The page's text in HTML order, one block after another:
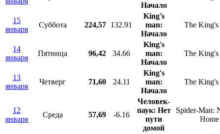
Начало
15
января
Суббота 224,57 132.91
King's
man:
Начало
The King's
14
января
Пятница 96,42 34.66
King's
man:
Начало
The King's
13
января
Четверг 71,60 24.11
King's
man:
Начало
The King's
12
января
Среда 57,69 -6.16
Человек-
паук: Нет
пути
домой
Spider-Man:
Home